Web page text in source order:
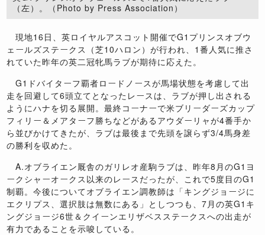
（左）。（Photo by Press Association）
現地16日、英ロイヤルアスコット開催でG1プリンスオブウ
ェールズステークス（芝10ハロン）が行われ、1番人気に推さ
れていた昨年の英二冠牝馬ラブが期待に応えた。
G1ドバイターフ覇者ロードノースが馬場状態を考慮して出
走を回避して6頭立てとなったレースは、ラブが押し出される
ようにハナを切る展開。最終コーナーで米ブリーダーズカップ
フィリー＆メアターフ勝ちなどがあるアウダーリャが4番手か
ら並びかけてきたが、ラブは最後まで先頭を譲らず3/4馬身差
の勝利を収めた。
A.オブライエン厩舎のガリレオ産駒ラブは、昨年8月のG1ヨ
ークシャーオークス以来のレースだったが、これで5度目のG1
制覇。今後についてオブライエン調教師は「キングジョージに
エクリプス、選択肢は無数にある」としつつも、7月の英G1キ
ングジョージ6世＆クイーンエリザベスステークスへの出走が
有力であることを示唆している。